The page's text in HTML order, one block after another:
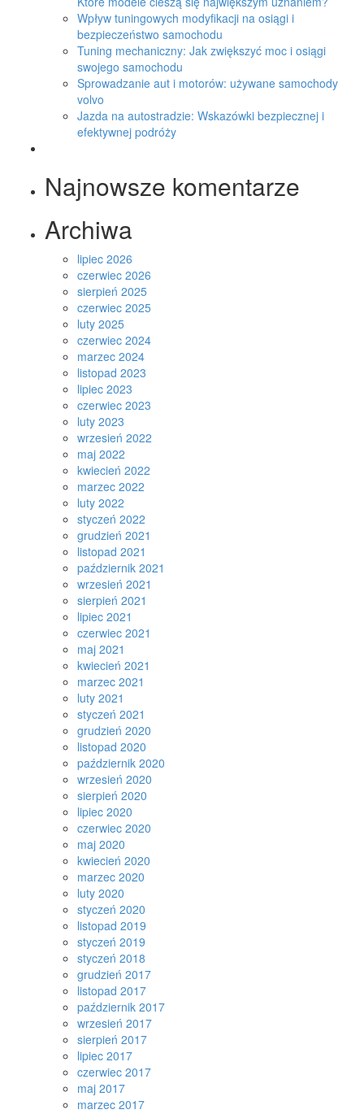
Wpływ tuningowych modyfikacji na osiągi i
bezpieczeństwo samochodu
Tuning mechaniczny: Jak zwiększyć moc i osiągi
swojego samochodu
Sprowadzanie aut i motorów: używane samochody
volvo
Jazda na autostradzie: Wskazówki bezpiecznej i
efektywnej podróży
Najnowsze komentarze
Archiwa
lipiec 2026
czerwiec 2026
sierpień 2025
czerwiec 2025
luty 2025
czerwiec 2024
marzec 2024
listopad 2023
lipiec 2023
czerwiec 2023
luty 2023
wrzesień 2022
maj 2022
kwiecień 2022
marzec 2022
luty 2022
styczeń 2022
grudzień 2021
listopad 2021
październik 2021
wrzesień 2021
sierpień 2021
lipiec 2021
czerwiec 2021
maj 2021
kwiecień 2021
marzec 2021
luty 2021
styczeń 2021
grudzień 2020
listopad 2020
październik 2020
wrzesień 2020
sierpień 2020
lipiec 2020
czerwiec 2020
maj 2020
kwiecień 2020
marzec 2020
luty 2020
styczeń 2020
listopad 2019
styczeń 2019
styczeń 2018
grudzień 2017
listopad 2017
październik 2017
wrzesień 2017
sierpień 2017
lipiec 2017
czerwiec 2017
maj 2017
marzec 2017